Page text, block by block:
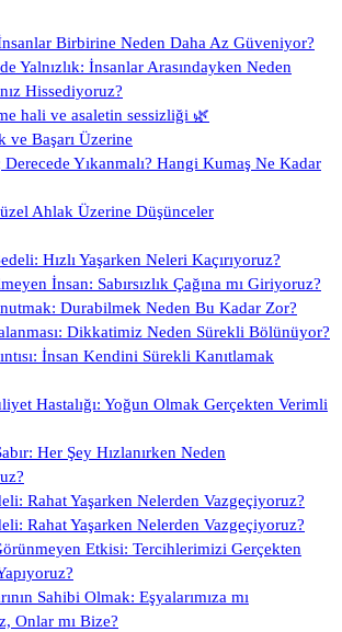
Birbirine Neden Daha Az Güveniyor?
Yalnızlık: İnsanlar Arasındayken Neden
Hissediyoruz?
hali ve asaletin sessizliği 🌿
ve Başarı Üzerine
Yıkanmalı? Hangi Kumaş Ne Kadar
Ahlak Üzerine Düşünceler
Hızlı Yaşarken Neleri Kaçırıyoruz?
İnsan: Sabırsızlık Çağına mı Giriyoruz?
Durabilmek Neden Bu Kadar Zor?
Dikkatimiz Neden Sürekli Bölünüyor?
İnsan Kendini Sürekli Kanıtlamak
Hastalığı: Yoğun Olmak Gerçekten Verimli
Her Şey Hızlanırken Neden
Rahat Yaşarken Nelerden Vazgeçiyoruz?
Rahat Yaşarken Nelerden Vazgeçiyoruz?
Etkisi: Tercihlerimizi Gerçekten
Sahibi Olmak: Eşyalarımıza mı
Onlar mı Bize?